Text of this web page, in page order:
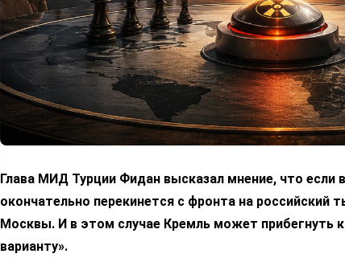
Глава МИД Турции Фидан высказал мнение, что если
окончательно перекинется с фронта на российский
Москвы. И в этом случае Кремль может прибегнуть
варианту».